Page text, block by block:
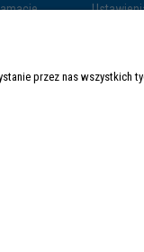
dostawyprzez nas